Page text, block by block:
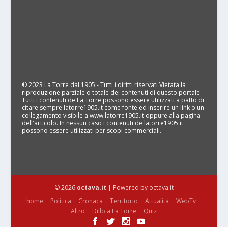
© 2023 La Torre dal 1905 - Tutti i diritti riservati Vietata la
riproduzione parziale o totale dei contenuti di questo portale
Tutti i contenuti de La Torre possono essere utilizzati a patto di
citare sempre latorre1905.it come fonte ed inserire un link o un
collegamento visibile a www.latorre1905.it oppure alla pagina
dell'articolo. In nessun caso i contenuti de latorre1905.it
possono essere utilizzati per scopi commerciali.
© 2026 octava.it | Powered by octava.it
home
Politica Cronaca Territorio Attualità
WebTv
Altro
Dillo a La Torre Quiz